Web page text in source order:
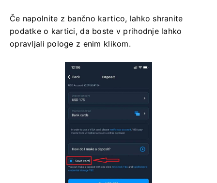
Če napolnite z bančno kartico, lahko shranite
podatke o kartici, da boste v prihodnje lahko
opravljali pologe z enim klikom.